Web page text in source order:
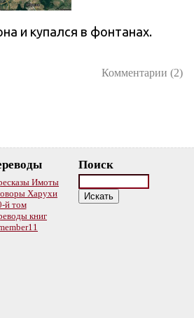
и купался в фонтанах.
Комментарии (2)
Имоты
Харухи
й том
книг
Поиск